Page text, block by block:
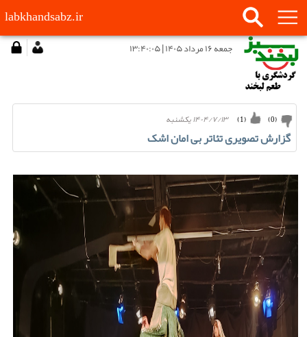
labkhandsabz.ir
جمعه ۱۶ مرداد ۱۴۰۵ | ۱۳:۴۰:۰۵
۱۴۰۴/۷/۱۳ يكشنبه (
1
) (
0
)
گزارش تصویری تئاتر بی امان اشک